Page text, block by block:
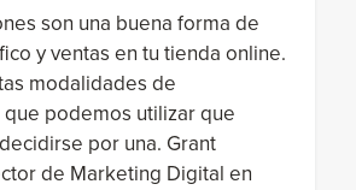
son una buena forma de
y ventas en tu tienda online.
modalidades de
podemos utilizar que
por una. Grant
de Marketing Digital en